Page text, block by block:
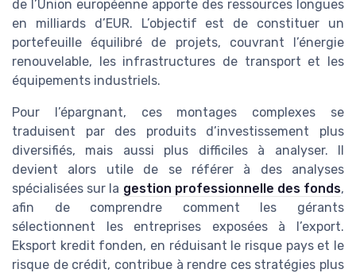
de l’Union européenne apporte des ressources longues
en milliards d’EUR. L’objectif est de constituer un
portefeuille équilibré de projets, couvrant l’énergie
renouvelable, les infrastructures de transport et les
équipements industriels.
Pour l’épargnant, ces montages complexes se
traduisent par des produits d’investissement plus
diversifiés, mais aussi plus difficiles à analyser. Il
devient alors utile de se référer à des analyses
spécialisées sur la gestion professionnelle des fonds,
afin de comprendre comment les gérants
sélectionnent les entreprises exposées à l’export.
Eksport kredit fonden, en réduisant le risque pays et le
risque de crédit, contribue à rendre ces stratégies plus